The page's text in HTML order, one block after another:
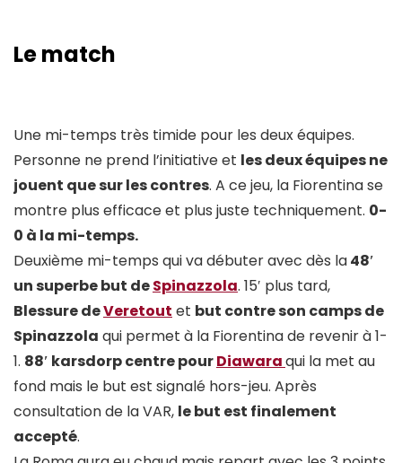
Le match
Une mi-temps très timide pour les deux équipes.
Personne ne prend l’initiative et les deux équipes ne
jouent que sur les contres. A ce jeu, la Fiorentina se
montre plus efficace et plus juste techniquement. 0-
0 à la mi-temps.
Deuxième mi-temps qui va débuter avec dès la48′
un superbe but deSpinazzola. 15′ plus tard,
Blessure deVeretout et but contre son camps de
Spinazzola qui permet à la Fiorentina de revenir à 1-
1. 88′ karsdorp centre pourDiawaraqui la met au
fond mais le but est signalé hors-jeu. Après
consultation de la VAR, le but est finalement
accepté.